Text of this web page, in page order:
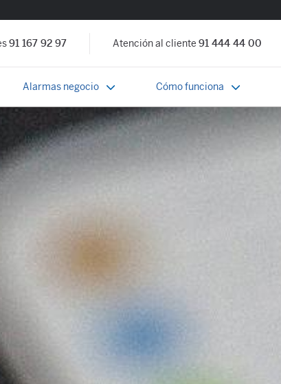
91 167 92 97 Atención al cliente91 444 44 00
Alarmas negocio Cómo funciona